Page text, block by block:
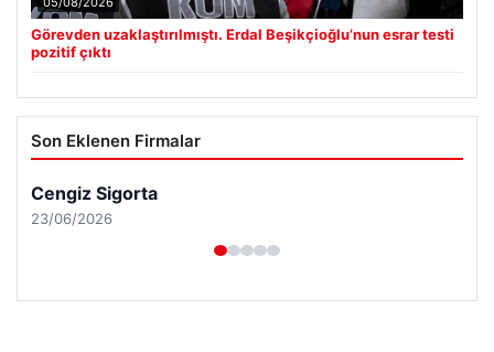
Görevden uzaklaştırılmıştı. Erdal Beşikçioğlu’nun esrar testi
pozitif çıktı
Son Eklenen Firmalar